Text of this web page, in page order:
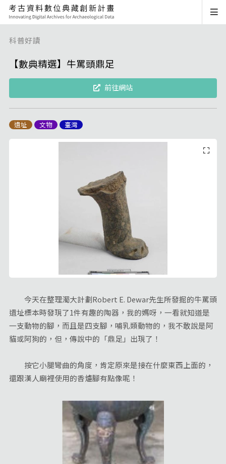
科普好讀
【數典精選】牛罵頭鼎足
前往網站
遺址 文物 臺灣
今天在整理濁大計劃Robert E. Dewar先生所發掘的牛罵頭
遺址標本時發現了1件有趣的陶器，我的媽呀，一看就知道是
一支動物的腳，而且是四支腳，哺乳類動物的，我不敢說是阿
貓或阿狗的，但，傳說中的「鼎足」出現了！
按它小腿彎曲的角度，肯定原來是接在什麼東西上面的，
還跟漢人廟裡使用的香爐腳有點像呢！